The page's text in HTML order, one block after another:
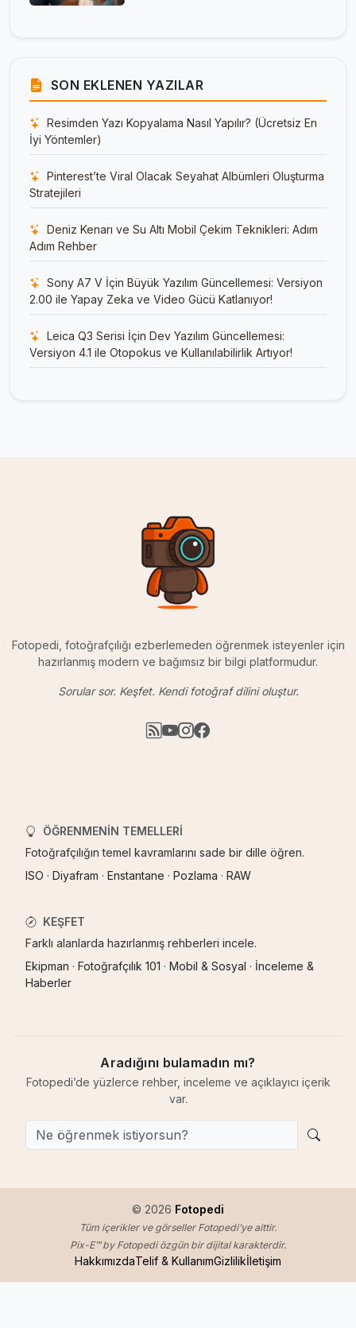
SON EKLENEN YAZILAR
Resimden Yazı Kopyalama Nasıl Yapılır? (Ücretsiz En
İyi Yöntemler)
Pinterest’te Viral Olacak Seyahat Albümleri Oluşturma
Stratejileri
Deniz Kenarı ve Su Altı Mobil Çekim Teknikleri: Adım
Adım Rehber
Sony A7 V İçin Büyük Yazılım Güncellemesi: Versiyon
2.00 ile Yapay Zeka ve Video Gücü Katlanıyor!
Leica Q3 Serisi İçin Dev Yazılım Güncellemesi:
Versiyon 4.1 ile Otopokus ve Kullanılabilirlik Artıyor!
Fotopedi, fotoğrafçılığı ezberlemeden öğrenmek isteyenler için
hazırlanmış modern ve bağımsız bir bilgi platformudur.
Sorular sor. Keşfet. Kendi fotoğraf dilini oluştur.
ÖĞRENMENIN TEMELLERI
Fotoğrafçılığın temel kavramlarını sade bir dille öğren.
ISO · Diyafram · Enstantane · Pozlama · RAW
KEŞFET
Farklı alanlarda hazırlanmış rehberleri incele.
Ekipman · Fotoğrafçılık 101 · Mobil & Sosyal · İnceleme &
Haberler
Aradığını bulamadın mı?
Fotopedi’de yüzlerce rehber, inceleme ve açıklayıcı içerik
var.
© 2026 Fotopedi
Tüm içerikler ve görseller Fotopedi’ye aittir.
Pix-E™ by Fotopedi özgün bir dijital karakterdir.
HakkımızdaTelif & KullanımGizlilikİletişim